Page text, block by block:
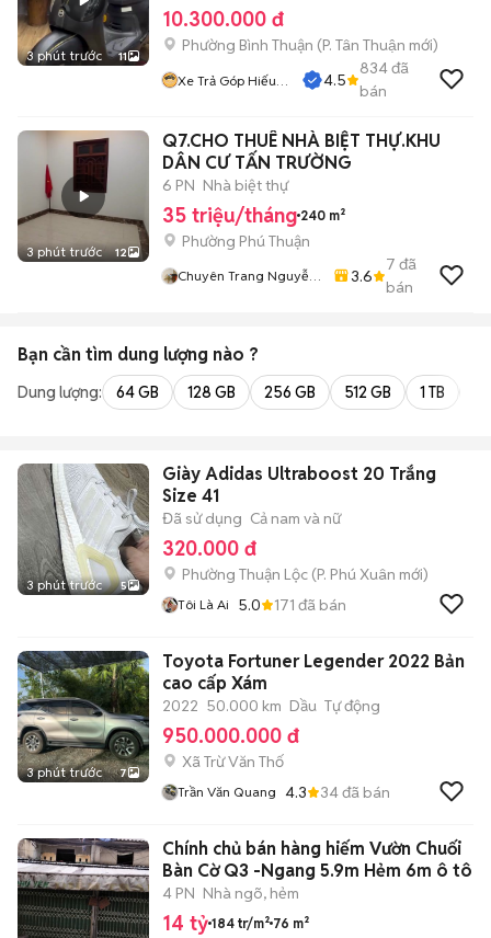
3 phút trước 11
10.300.000 đ
Phường Bình Thuận (P. Tân Thuận mới)
Xe Trả Góp Hiếu
4.5
834đã
bán
3 phút trước 12
Q7.CHO THUÊ NHÀ BIỆT THỰ.KHU
DÂN CƯ TẤN TRƯỜNG
6 PN Nhà biệt thự
35 triệu/tháng 240 m²
Phường Phú Thuận
Chuyên Trang Nguyễn
3.6
7 đã
bán
Bạn cần tìm dung lượng nào ?
Dung lượng: 64 GB 128 GB 256 GB 512 GB 1 TB
3 phút trước 5
Giày Adidas Ultraboost 20 Trắng
Size 41
Đã sử dụng Cả nam và nữ
320.000 đ
Phường Thuận Lộc (P. Phú Xuân mới)
Tôi Là Ai 5.0 171 đã bán
3 phút trước 7
Toyota Fortuner Legender 2022 Bản
cao cấp Xám
2022 50.000 km Dầu Tự động
950.000.000 đ
Xã Trừ Văn Thố
Trần Văn Quang 4.3 34đã bán
Chính chủ bán hàng hiếm Vườn Chuối
Bàn Cờ Q3 -Ngang 5.9m Hẻm 6m ô tô
4 PN Nhà ngõ, hẻm
14 tỷ 184 tr/m² 76 m²